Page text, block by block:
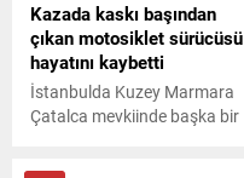
arasında husumete neden
olan 200 dönümünden elde
edilecek ürünün geliri hayır
kurumlarına bağışlanacak,
geriye kalan ürün ise ailelere
Kazada kaskı başından
çıkan motosiklet sürücüsü
hayatını kaybetti
İstanbulda Kuzey Marmara
Çatalca mevkiinde başka bir